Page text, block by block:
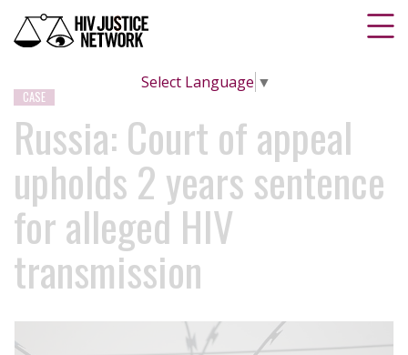
Select Language ▼
CASE
Russia: Court of appeal
upholds 2 years sentence
for alleged HIV
transmission